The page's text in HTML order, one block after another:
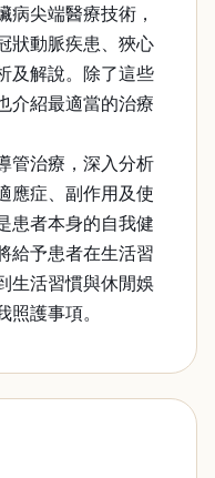
病尖端醫療技術，
狀動脈疾患、狹心
及解說。除了這些
介紹最適當的治療
管治療，深入分析
應症、副作用及使
患者本身的自我健
給予患者在生活習
生活習慣與休閒娛
照護事項。